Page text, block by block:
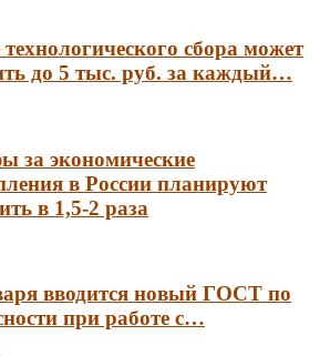
сбора может
до 5 тыс. руб. за каждый…
за экономические
в России планируют
в 1,5-2 раза
вводится новый ГОСТ по
при работе с…